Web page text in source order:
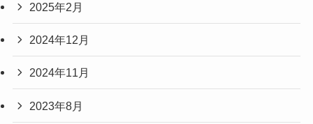
2025年2月
2024年12月
2024年11月
2023年8月